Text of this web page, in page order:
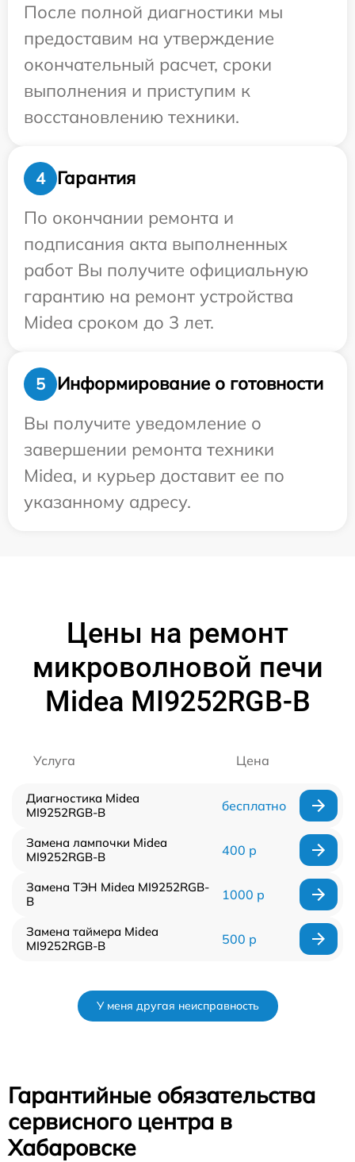
После полной диагностики мы
предоставим на утверждение
окончательный расчет, сроки
выполнения и приступим к
восстановлению техники.
4
Гарантия
По окончании ремонта и
подписания акта выполненных
работ Вы получите официальную
гарантию на ремонт устройства
Midea сроком до 3 лет.
5
Информирование о готовности
Вы получите уведомление о
завершении ремонта техники
Midea, и курьер доставит ее по
указанному адресу.
Цены на ремонт
микроволновой печи
Midea MI9252RGB-B
Услуга Цена
Диагностика Midea
MI9252RGB-B
бесплатно
Замена лампочки Midea
MI9252RGB-B
400 р
Замена ТЭН Midea MI9252RGB-
B
1000 р
Замена таймера Midea
MI9252RGB-B
500 р
У меня другая неисправность
Гарантийные обязательства
сервисного центра в
Хабаровске